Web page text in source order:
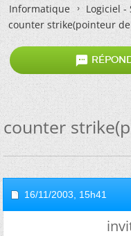
Informatique
Logiciel -
counter strike(pointeur

counter
16/11/2003, 15h41